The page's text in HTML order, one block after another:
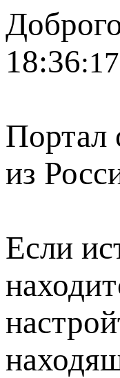
18:36:17
Портал
из
Если